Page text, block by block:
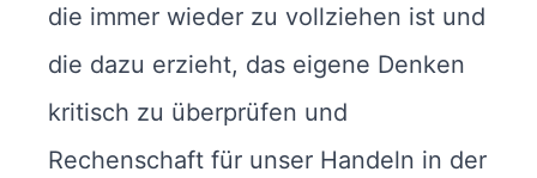
die immer wieder zu vollziehen ist und
die dazu erzieht, das eigene Denken
kritisch zu überprüfen und
Rechenschaft für unser Handeln in der